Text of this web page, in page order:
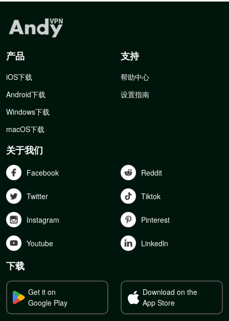
产品
iOS下载
Android下载
Windows下载
macOS下载
支持
帮助中心
设置指南
关于我们
Facebook Reddit
Twitter Tiktok
Instagram Pinterest
Youtube Linkedln
下载
Get it on
Google Play
Download on the
App Store